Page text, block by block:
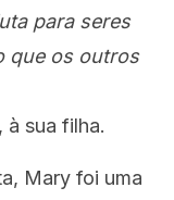
para seres
que os outros
à sua filha.
Mary foi uma